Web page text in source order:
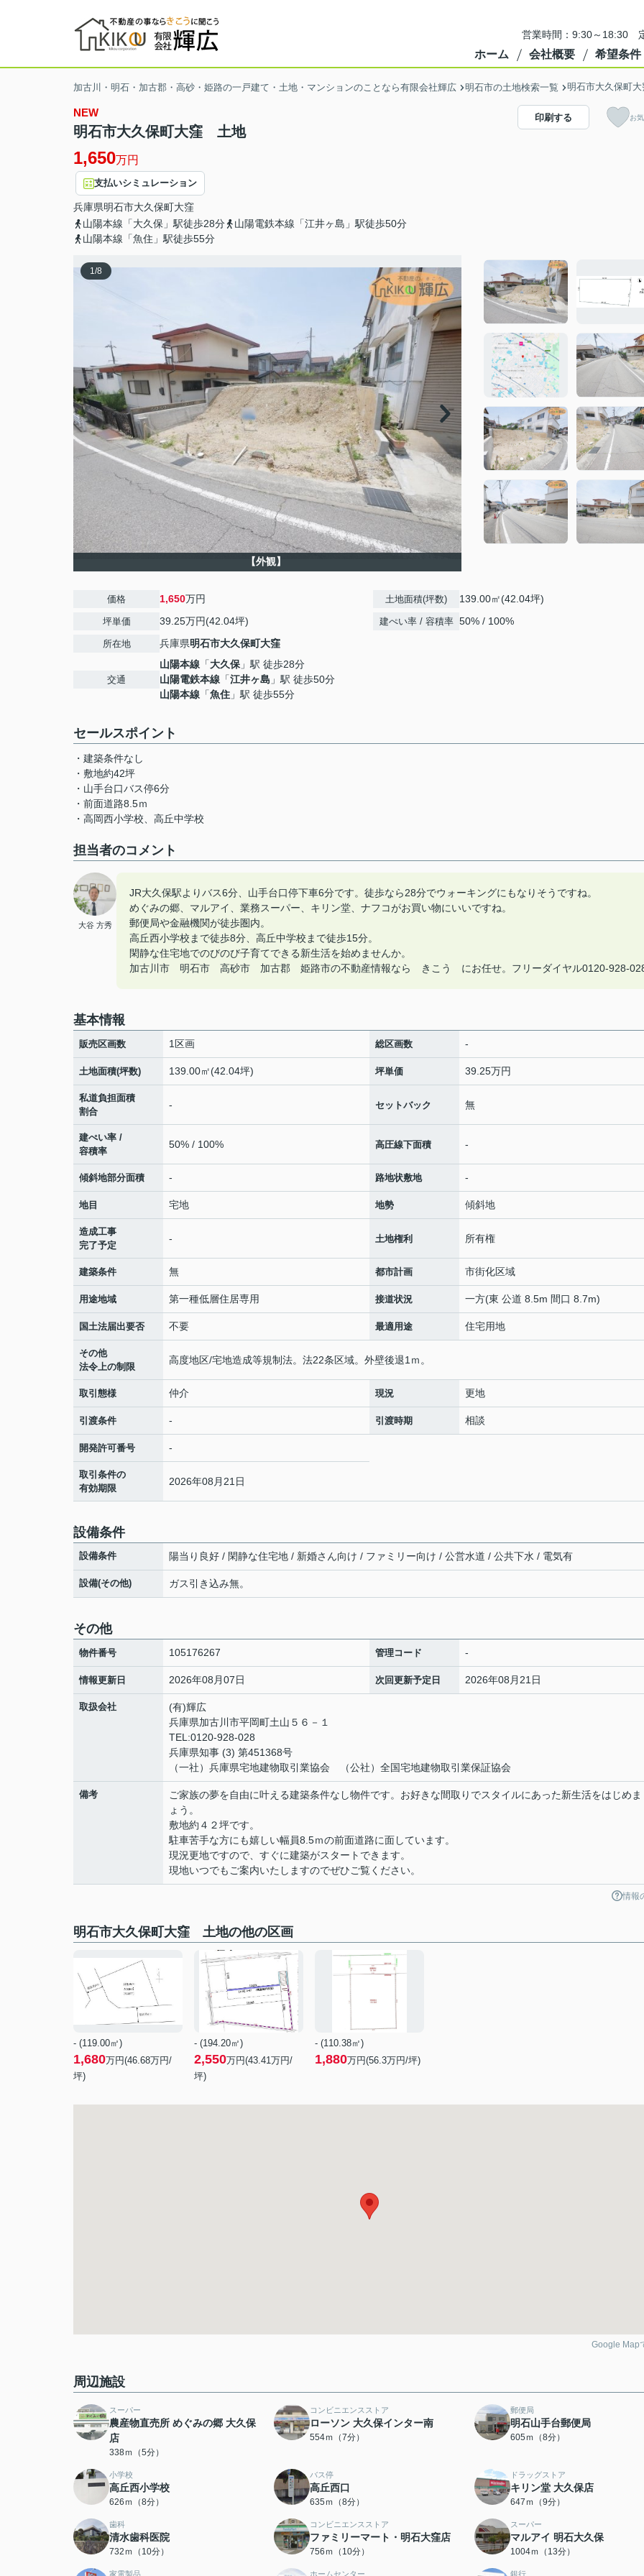
営業時間：9:30～18:30
ホーム 会社概要 希望条件
加古川・明石・加古郡・高砂・姫路の一戸建て・土地・マンションのことなら有限会社輝広 明石市の土地検索一覧 明石市大久保町
NEW
明石市大久保町大窪 土地
1,650万円
支払いシミュレーション
兵庫県明石市大久保町大窪
山陽本線「大久保」駅徒歩28分
山陽電鉄本線「江井ヶ島」駅徒歩50分
山陽本線「魚住」駅徒歩55分
印刷する お
1/8
【外観】
価格 1,650万円
坪単価 39.25万円(42.04坪)
所在地 兵庫県明石市大久保町大窪
交通
山陽本線 「大久保 」駅 徒歩28分
山陽電鉄本線 「江井ヶ島 」駅 徒歩50分
山陽本線 「魚住 」駅 徒歩55分
土地面積(坪数) 139.00㎡(42.04坪)
建ぺい率 / 容積率 50% / 100%
セールスポイント
・建築条件なし
・敷地約42坪
・山手台口バス停6分
・前面道路8.5ｍ
・高岡西小学校、高丘中学校
担当者のコメント
大谷 方秀
JR大久保駅よりバス6分、山手台口停下車6分です。徒歩なら28分でウォーキングにもなりそうですね。
めぐみの郷、マルアイ、業務スーパー、キリン堂、ナフコがお買い物にいいですね。
郵便局や金融機関が徒歩圏内。
高丘西小学校まで徒歩8分、高丘中学校まで徒歩15分。
閑静な住宅地でのびのび子育てできる新生活を始めませんか。
加古川市 明石市 高砂市 加古郡 姫路市の不動産情報なら きこう にお任せ。フリーダイヤル0120-928-
基本情報
販売区画数 1区画 総区画数 -
土地面積(坪数) 139.00㎡(42.04坪) 坪単価 39.25万円
私道負担面積
割合
- セットバック 無
建ぺい率 /
容積率
50% / 100% 高圧線下面積 -
傾斜地部分面積 - 路地状敷地 -
地目 宅地 地勢 傾斜地
造成工事
完了予定
- 土地権利 所有権
建築条件 無 都市計画 市街化区域
用途地域 第一種低層住居専用 接道状況 一方(東 公道 8.5m 間口 8.7m)
国土法届出要否 不要 最適用途 住宅用地
その他
法令上の制限
高度地区/宅地造成等規制法。法22条区域。外壁後退1ｍ。
取引態様 仲介 現況 更地
引渡条件 - 引渡時期 相談
開発許可番号 -
取引条件の
有効期限
2026年08月21日
設備条件
設備条件 陽当り良好 / 閑静な住宅地 / 新婚さん向け / ファミリー向け / 公営水道 / 公共下水 / 電気有
設備(その他) ガス引き込み無。
その他
物件番号 105176267 管理コード -
情報更新日 2026年08月07日 次回更新予定日 2026年08月21日
取扱会社
(有)輝広
兵庫県加古川市平岡町土山５６－１
TEL:0120-928-028
兵庫県知事 (3) 第451368号
（一社）兵庫県宅地建物取引業協会 （公社）全国宅地建物取引業保証協会
備考
ご家族の夢を自由に叶える建築条件なし物件です。お好きな間取りでスタイルにあった新生活をはじめま
ょう。
敷地約４２坪です。
駐車苦手な方にも嬉しい幅員8.5ｍの前面道路に面しています。
現況更地ですので、すぐに建築がスタートできます。
現地いつでもご案内いたしますのでぜひご覧ください。
情報
明石市大久保町大窪 土地の他の区画
- (119.00㎡)
1,680万円(46.68万円/
坪)
- (194.20㎡)
2,550万円(43.41万円/
坪)
- (110.38㎡)
1,880万円(56.3万円/坪)
Google Map
周辺施設
スーパー
農産物直売所 めぐみの郷 大久保
店
338ｍ（5分）
コンビニエンスストア
ローソン 大久保インター南
554ｍ（7分）
郵便局
明石山手台郵便局
605ｍ（8分）
小学校
高丘西小学校
626ｍ（8分）
バス停
高丘西口
635ｍ（8分）
ドラッグストア
キリン堂 大久保店
647ｍ（9分）
歯科
清水歯科医院
732ｍ（10分）
コンビニエンスストア
ファミリーマート・明石大窪店
756ｍ（10分）
スーパー
マルアイ 明石大久保
1004ｍ（13分）
家電製品 ホームセンター 銀行